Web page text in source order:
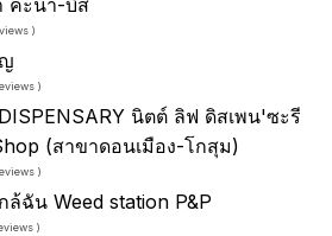
)
)
นิตต์ ลิฟ ดิสเพน'ซะรี
(สาขาดอนเมือง-โกสุม)
)
ฉัน Weed station P&P
)